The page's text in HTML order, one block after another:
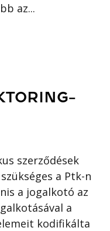
az...
szerződések
a Ptk-n
a jogalkotó az
a
kodifikálta